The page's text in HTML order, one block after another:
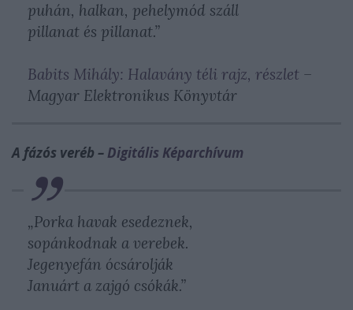
puhán, halkan, pehelymód száll
pillanat és pillanat.”
Babits Mihály: Halavány téli rajz, részlet –
Magyar Elektronikus Könyvtár
A fázós veréb – Digitális Képarchívum
„Porka havak esedeznek,
sopánkodnak a verebek.
Jegenyefán ócsárolják
Januárt a zajgó csókák.”